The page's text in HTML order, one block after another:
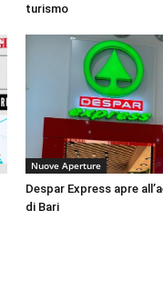
turismo
Nuove Aperture
Despar Express apre
di Bari